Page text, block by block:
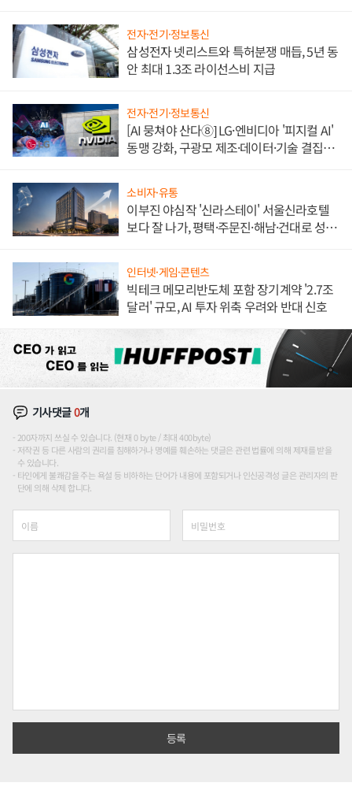
전자·전기·정보통신
삼성전자 넷리스트와 특허분쟁 매듭, 5년 동
안 최대 1.3조 라이선스비 지급
전자·전기·정보통신
[AI 뭉쳐야 산다⑧] LG·엔비디아 '피지컬 AI'
동맹 강화, 구광모 제조·데이터·기술 결집
소비자·유통
이부진 야심작 '신라스테이' 서울신라호텔
보다 잘 나가, 평택·주문진·해남·건대로 성
인터넷·게임·콘텐츠
빅테크 메모리반도체 포함 장기계약 '2.7조
달러' 규모, AI 투자 위축 우려와 반대 신호
기사댓글0개
200자까지 쓰실 수 있습니다. (현재 0 byte / 최대 400byte)
저작권 등 다른 사람의 권리를 침해하거나 명예를 훼손하는 댓글은 관련 법률에 의해 제재를 받을
수 있습니다.
타인에게 불쾌감을 주는 욕설 등 비하하는 단어가 내용에 포함되거나 인신공격성 글은 관리자의 판
단에 의해 삭제 합니다.